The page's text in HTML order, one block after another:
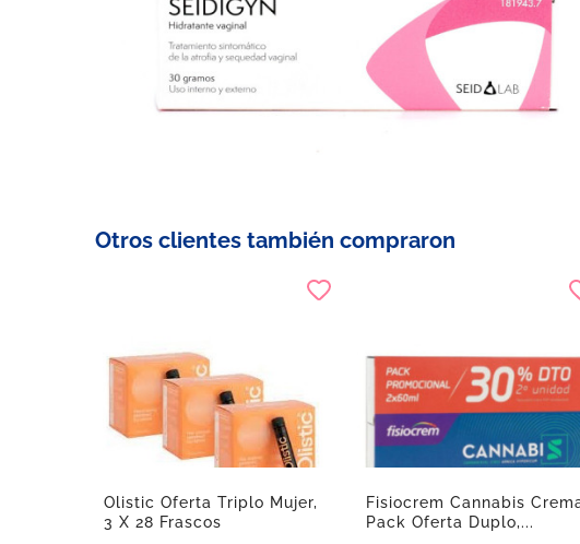
Otros clientes también compraron
Olistic Oferta Triplo Mujer,
3 X 28 Frascos
Fisiocrem Cannabis
Pack Oferta Duplo,...